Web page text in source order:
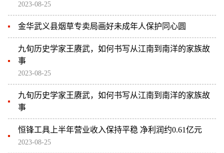
2023-08-25
金华武义县烟草专卖局画好未成年人保护同心圆
九旬历史学家王赓武，如何书写从江南到南洋的家族故
事
2023-08-25
九旬历史学家王赓武，如何书写从江南到南洋的家族故
事
恒锋工具上半年营业收入保持平稳 净利润约0.61亿元
2023-08-25